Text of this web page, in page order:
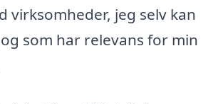
virksomheder, jeg selv kan
som har relevans for min